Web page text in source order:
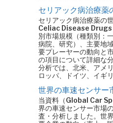
セリアック病治療
セリアック病治療薬の
Celiac Disease Drugs
別市場規模（種類別：
病院、研究）、主要地
要プレーヤーの動向と
の項目について詳細な
分析では、北米、アメ
ロッパ、ドイツ、イギ
世界の車速センサ
当資料（Global Car
界の車速センサー市場
査・分析しました。世